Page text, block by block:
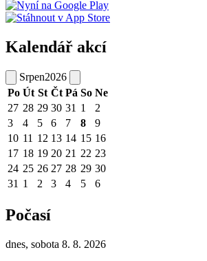
Kalendář akcí
Srpen2026
Po Út St Čt Pá So Ne
27 28 29 30 31 1
2
3
4 5 6 7 8
9
10 11 12 13 14 15 16
17 18 19 20 21 22 23
24 25 26 27 28 29 30
31 1 2 3 4 5 6
Počasí
dnes, sobota 8. 8. 2026